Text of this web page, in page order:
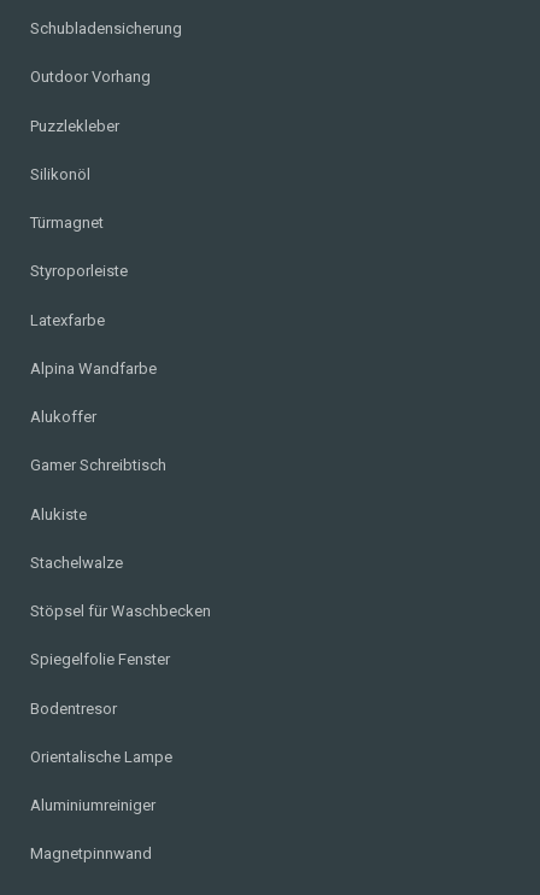
Schubladensicherung
Outdoor Vorhang
Puzzlekleber
Silikonöl
Türmagnet
Styroporleiste
Latexfarbe
Alpina Wandfarbe
Alukoffer
Gamer Schreibtisch
Alukiste
Stachelwalze
Stöpsel für Waschbecken
Spiegelfolie Fenster
Bodentresor
Orientalische Lampe
Aluminiumreiniger
Magnetpinnwand